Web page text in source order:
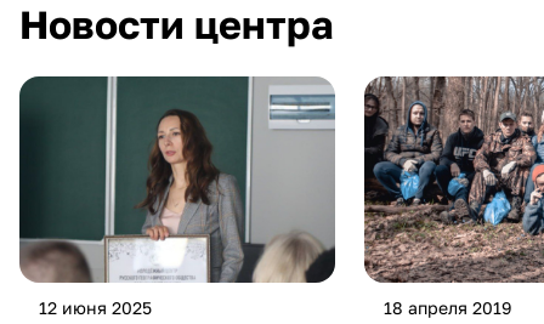
Новости центра
12 июня 2025 18 апреля 2019